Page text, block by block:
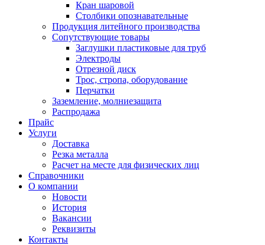
Кран шаровой
Столбики опознавательные
Продукция литейного производства
Сопутствующие товары
Заглушки пластиковые для труб
Электроды
Отрезной диск
Трос, стропа, оборудование
Перчатки
Заземление, молниезащита
Распродажа
Прайс
Услуги
Доставка
Резка металла
Расчет на месте для физических лиц
Справочники
О компании
Новости
История
Вакансии
Реквизиты
Контакты